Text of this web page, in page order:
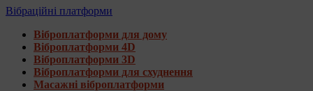
Вібраційні платформи
Віброплатформи для дому
Віброплатформи 4D
Віброплатформи 3D
Віброплатформи для схуднення
Масажні віброплатформи